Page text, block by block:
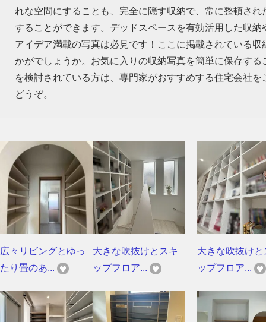
れな空間にすることも、完全に隠す収納で、常に整頓さ
することができます。デッドスペースを有効活用した収
アイデア満載の写真は必見です！ここに掲載されている
かがでしょうか。お気に入りの収納写真を簡単に保存す
を検討されている方は、専門家がおすすめする住宅会社
どうぞ。
広々リビングとゆっ
たり畳のあ...
大きな吹抜けとスキ
ップフロア...
大きな吹抜けと
ップフロア...